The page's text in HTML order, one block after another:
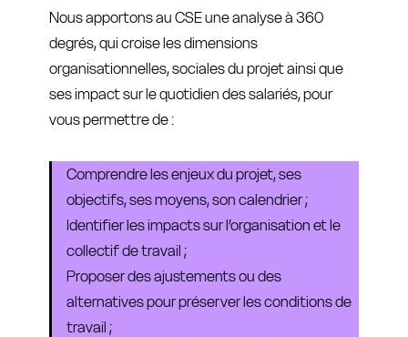
Nous apportons au CSE une analyse à 360
degrés, qui croise les dimensions
organisationnelles, sociales du projet ainsi que
ses impact sur le quotidien des salariés, pour
vous permettre de :
Comprendre les enjeux du projet, ses
objectifs, ses moyens, son calendrier ;
Identifier les impacts sur l’organisation et le
collectif de travail ;
Proposer des ajustements ou des
alternatives pour préserver les conditions de
travail ;